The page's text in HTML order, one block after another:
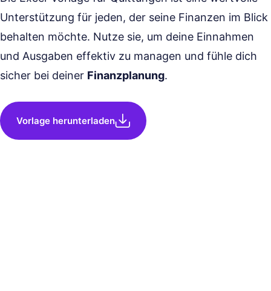
Unterstützung für jeden, der seine Finanzen im Blick
behalten möchte. Nutze sie, um deine Einnahmen
und Ausgaben effektiv zu managen und fühle dich
sicher bei deiner Finanzplanung.
Vorlage herunterladen